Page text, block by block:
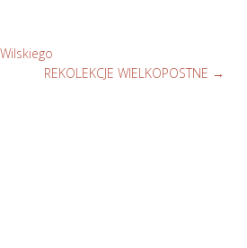
REKOLEKCJE WIELKOPOSTNE →